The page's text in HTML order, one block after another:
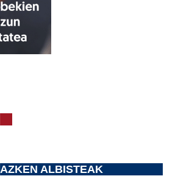
AZKEN ALBISTEAK